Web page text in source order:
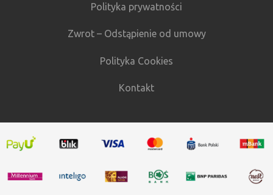
Polityka prywatności
Zwrot – Odstąpienie od umowy
Polityka Cookies
Kontakt